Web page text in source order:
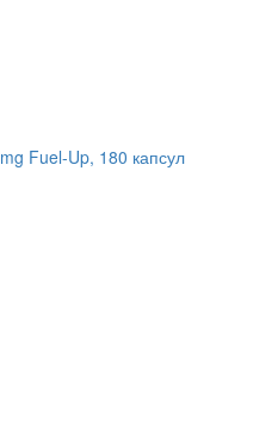
Fuel-Up, 180 капсул